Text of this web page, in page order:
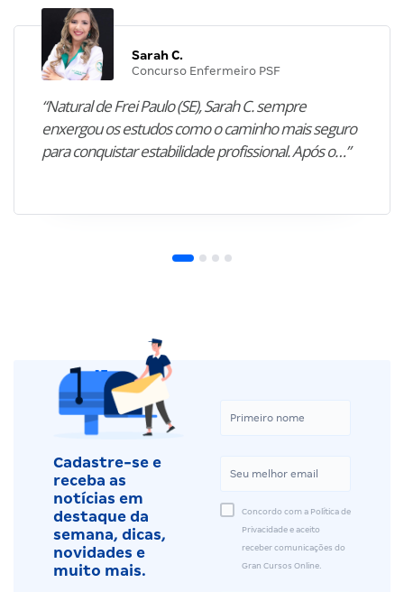
Sarah C.
Concurso Enfermeiro PSF
“Natural de Frei Paulo (SE), Sarah C. sempre
enxergou os estudos como o caminho mais seguro
para conquistar estabilidade profissional. Após o…”
Cadastre-se e
receba as
notícias em
destaque da
semana, dicas,
novidades e
muito mais.
Concordo com a Política de
Privacidade e aceito
receber comunicações do
Gran Cursos Online.